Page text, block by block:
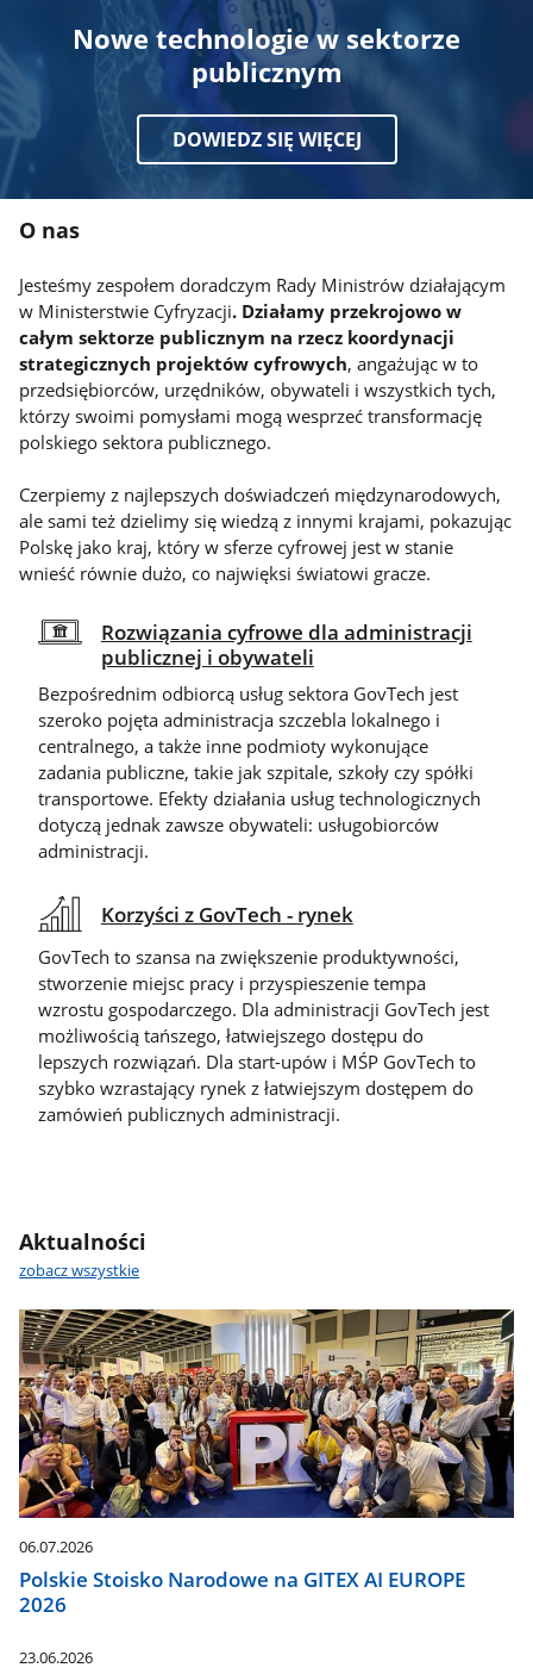
Nowe technologie w sektorze
publicznym
DOWIEDZ SIĘ WIĘCEJ
O nas
Jesteśmy zespołem doradczym Rady Ministrów działającym
w Ministerstwie Cyfryzacji. Działamy przekrojowo w
całym sektorze publicznym na rzecz koordynacji
strategicznych projektów cyfrowych, angażując w to
przedsiębiorców, urzędników, obywateli i wszystkich tych,
którzy swoimi pomysłami mogą wesprzeć transformację
polskiego sektora publicznego.
Czerpiemy z najlepszych doświadczeń międzynarodowych,
ale sami też dzielimy się wiedzą z innymi krajami, pokazując
Polskę jako kraj, który w sferze cyfrowej jest w stanie
wnieść równie dużo, co najwięksi światowi gracze.
Rozwiązania cyfrowe dla administracji
publicznej i obywateli
Bezpośrednim odbiorcą usług sektora GovTech jest
szeroko pojęta administracja szczebla lokalnego i
centralnego, a także inne podmioty wykonujące
zadania publiczne, takie jak szpitale, szkoły czy spółki
transportowe. Efekty działania usług technologicznych
dotyczą jednak zawsze obywateli: usługobiorców
administracji.
Korzyści z GovTech - rynek
GovTech to szansa na zwiększenie produktywności,
stworzenie miejsc pracy i przyspieszenie tempa
wzrostu gospodarczego. Dla administracji GovTech jest
możliwością tańszego, łatwiejszego dostępu do
lepszych rozwiązań. Dla start-upów i MŚP GovTech to
szybko wzrastający rynek z łatwiejszym dostępem do
zamówień publicznych administracji.
Aktualności
zobacz wszystkie
06.07.2026
Polskie Stoisko Narodowe na GITEX AI EUROPE
2026
23.06.2026